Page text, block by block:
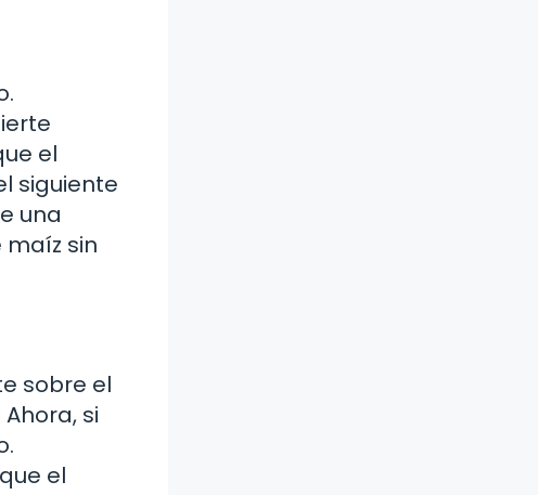
el
siguiente
una
sin
sobre el
si
el